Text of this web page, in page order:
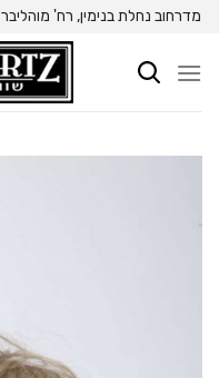
Skip
content
מדרחוב נחלת בנימין, רח' מוהליבר 49 ת"א